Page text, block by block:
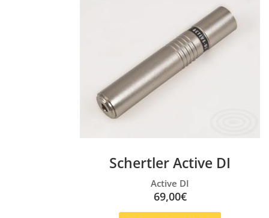
Schertler Active DI
Active DI
69,00€